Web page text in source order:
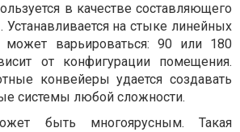
в качестве составляющего
Устанавливается на стыке линейных
может варьироваться: 90 или 180
от конфигурации помещения.
конвейеры удается создавать
системы любой сложности.
быть многоярусным. Такая